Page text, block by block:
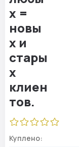
Куплено: